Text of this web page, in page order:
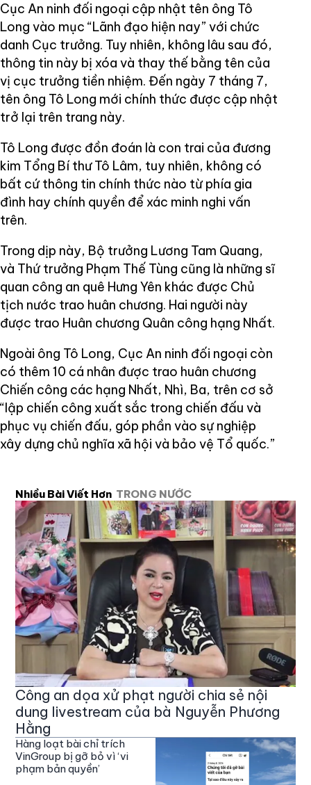
Cục An ninh đối ngoại cập nhật tên ông Tô
Long vào mục “Lãnh đạo hiện nay” với chức
danh Cục trưởng. Tuy nhiên, không lâu sau đó,
thông tin này bị xóa và thay thế bằng tên của
vị cục trưởng tiền nhiệm. Đến ngày 7 tháng 7,
tên ông Tô Long mới chính thức được cập nhật
trở lại trên trang này.
Tô Long được đồn đoán là con trai của đương
kim Tổng Bí thư Tô Lâm, tuy nhiên, không có
bất cứ thông tin chính thức nào từ phía gia
đình hay chính quyền để xác minh nghi vấn
trên.
Trong dịp này, Bộ trưởng Lương Tam Quang,
và Thứ trưởng Phạm Thế Tùng cũng là những sĩ
quan công an quê Hưng Yên khác được Chủ
tịch nước trao huân chương. Hai người này
được trao Huân chương Quân công hạng Nhất.
Ngoài ông Tô Long, Cục An ninh đối ngoại còn
có thêm 10 cá nhân được trao huân chương
Chiến công các hạng Nhất, Nhì, Ba, trên cơ sở
“lập chiến công xuất sắc trong chiến đấu và
phục vụ chiến đấu, góp phần vào sự nghiệp
xây dựng chủ nghĩa xã hội và bảo vệ Tổ quốc.”
Nhiều Bài Viết Hơn TRONG NƯỚC
Công an dọa xử phạt người chia sẻ nội
dung livestream của bà Nguyễn Phương
Hằng
Hàng loạt bài chỉ trích
VinGroup bị gỡ bỏ vì ‘vi
phạm bản quyền’